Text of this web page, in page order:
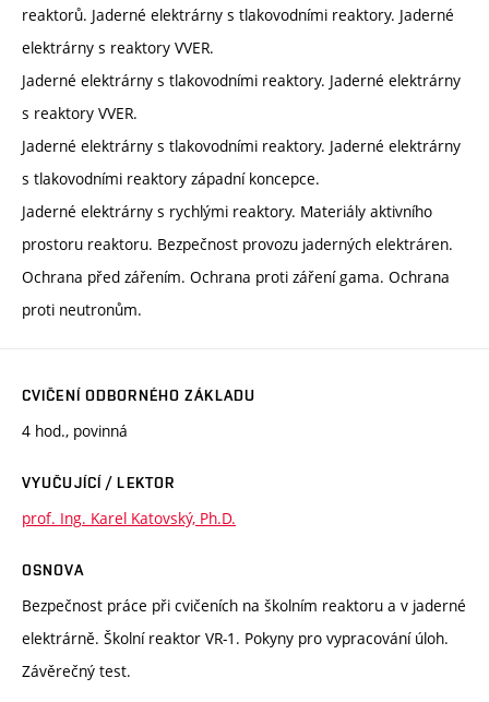
reaktorů. Jaderné elektrárny s tlakovodními reaktory. Jaderné
elektrárny s reaktory VVER.
Jaderné elektrárny s tlakovodními reaktory. Jaderné elektrárny
s reaktory VVER.
Jaderné elektrárny s tlakovodními reaktory. Jaderné elektrárny
s tlakovodními reaktory západní koncepce.
Jaderné elektrárny s rychlými reaktory. Materiály aktivního
prostoru reaktoru. Bezpečnost provozu jaderných elektráren.
Ochrana před zářením. Ochrana proti záření gama. Ochrana
proti neutronům.
CVIČENÍ ODBORNÉHO ZÁKLADU
4 hod., povinná
VYUČUJÍCÍ / LEKTOR
prof. Ing. Karel Katovský, Ph.D.
OSNOVA
Bezpečnost práce při cvičeních na školním reaktoru a v jaderné
elektrárně. Školní reaktor VR-1. Pokyny pro vypracování úloh.
Závěrečný test.